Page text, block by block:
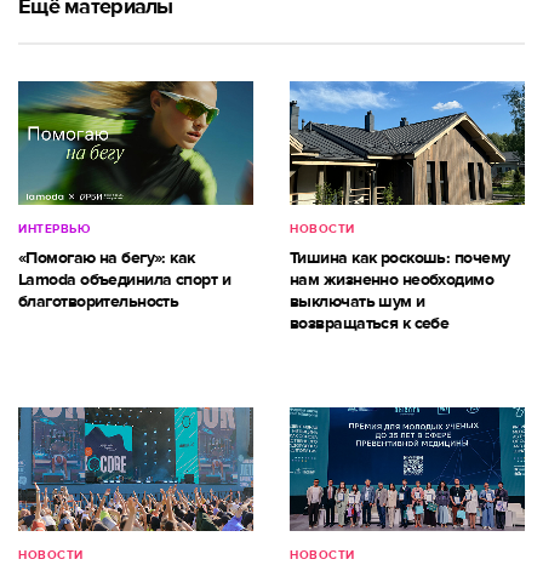
Ещё материалы
ИНТЕРВЬЮ
«Помогаю на бегу»: как
Lamoda объединила спорт и
благотворительность
НОВОСТИ
Тишина как роскошь: почему
нам жизненно необходимо
выключать шум и
возвращаться к себе
НОВОСТИ НОВОСТИ